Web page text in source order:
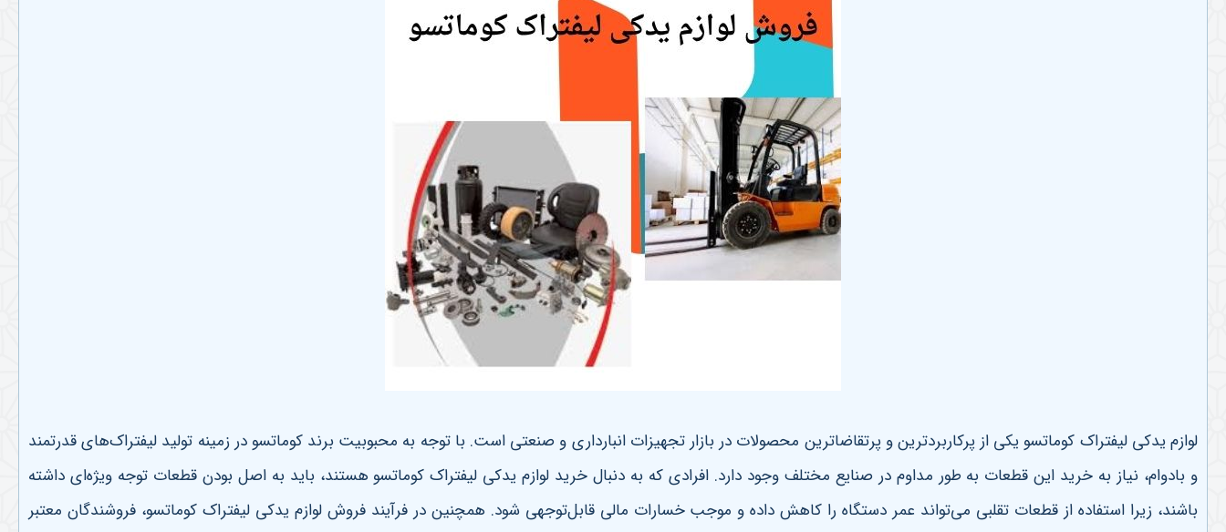
لوازم یدکی لیفتراک کوماتسو یکی از پرکاربردترین و پرتقاضاترین محصولات در بازار تجهیزات انبارداری و صنعتی است. با توجه به محبوبیت برند کوماتسو در زمینه تولید لیفتراک‌های قدرتمند
و بادوام، نیاز به خرید این قطعات به طور مداوم در صنایع مختلف وجود دارد. افرادی که به دنبال خرید لوازم یدکی لیفتراک کوماتسو هستند، باید به اصل بودن قطعات توجه ویژه‌ای داشته
باشند، زیرا استفاده از قطعات تقلبی می‌تواند عمر دستگاه را کاهش داده و موجب خسارات مالی قابل‌توجهی شود. همچنین در فرآیند فروش لوازم یدکی لیفتراک کوماتسو، فروشندگان معتبر